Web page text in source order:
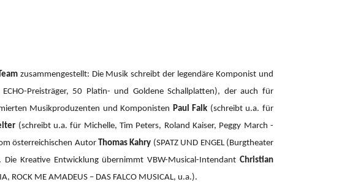
zusammengestellt: Die Musik schreibt der legendäre Komponist und
ECHO-Preisträger, 50 Platin- und Goldene Schallplatten), der auch für
Musikproduzenten und Komponisten Paul Falk (schreibt u.a. für
(schreibt u.a. für Michelle, Tim Peters, Roland Kaiser, Peggy March -
österreichischen Autor Thomas Kahry (SPATZ UND ENGEL (Burgtheater
Die Kreative Entwicklung übernimmt VBW-Musical-IntendantChristian
ROCK ME AMADEUS – DAS FALCO MUSICAL, u.a.).